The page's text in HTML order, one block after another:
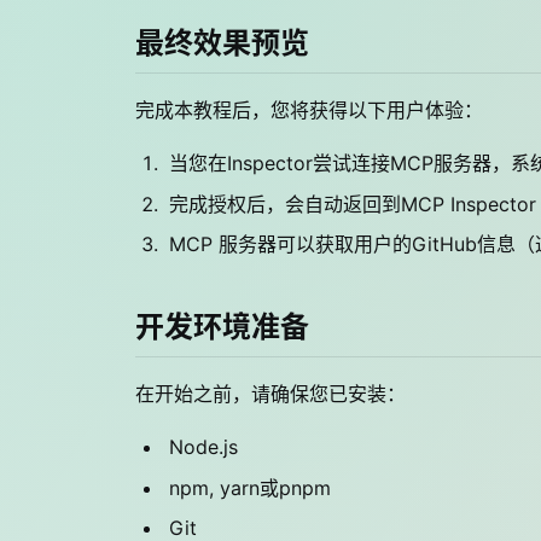
最终效果预览
完成本教程后，您将获得以下用户体验：
当您在Inspector尝试连接MCP服务器，
完成授权后，会自动返回到MCP Inspector
MCP 服务器可以获取用户的GitHub信息
开发环境准备
在开始之前，请确保您已安装：
Node.js
npm, yarn或pnpm
Git